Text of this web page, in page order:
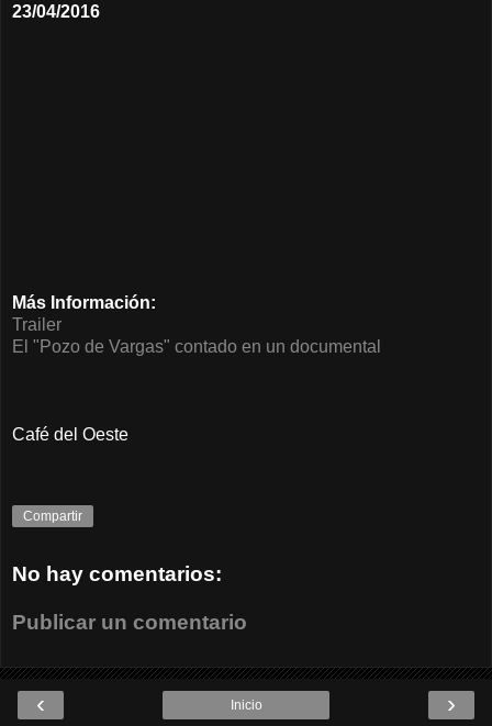
23/04/2016
Más Información:
Trailer
El "Pozo de Vargas" contado en un documental
Café del Oeste
Compartir
No hay comentarios:
Publicar un comentario
‹ ›
Inicio